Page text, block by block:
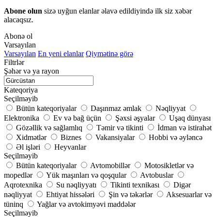
Abone olun sizə uyğun elanlar əlavə edildiyində ilk siz xəbər
alacaqsız.
Abonə ol
Varsayılan
Varsayılan En yeni elanlar Qiymətinə görə
Filtrlər
Şəhər və ya rayon
Kateqoriya
Seçilməyib
Bütün kateqoriyalar
Daşınmaz əmlak
Nəqliyyat
Elektronika
Ev və bağ üçün Şəxsi əşyalar
Uşaq dünyası
Gözəllik və sağlamlıq
Təmir və tikinti
İdman və istirahət
Xidmətlər
Biznes Vakansiyalar
Hobbi və əyləncə
Əl işləri
Heyvanlar
Seçilməyib
Bütün kateqoriyalar
Avtomobillər
Motosikletlər və
mopedlər
Yük maşınları və qoşqular
Avtobuslar
Aqrotexnika
Su nəqliyyatı Tikinti texnikası
Digər
nəqliyyat
Ehtiyat hissələri Şin və təkərlər
Aksesuarlar və
tüninq
Yağlar və avtokimyəvi maddələr
Seçilməyib